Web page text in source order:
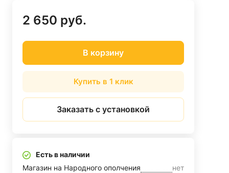
2 650 руб.
В корзину
Купить в 1 клик
Заказать с установкой
Есть в наличии
Магазин на Народного ополчения
нет